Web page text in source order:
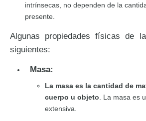
intrínsecas, no dependen de la
presente.
Algunas propiedades físicas de
siguientes:
Masa:
La masa es la cantidad de
cuerpo u objeto . La masa es
extensiva.